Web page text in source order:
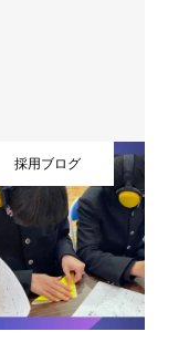
採用ブログ